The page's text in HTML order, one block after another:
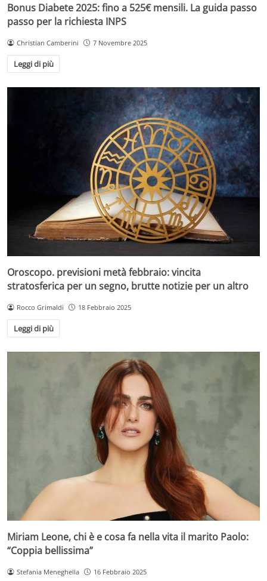
Bonus Diabete 2025: fino a 525€ mensili. La guida passo
passo per la richiesta INPS
Christian Camberini 7 Novembre 2025
Leggi di più
Oroscopo. previsioni metà febbraio: vincita
stratosferica per un segno, brutte notizie per un altro
Rocco Grimaldi 18 Febbraio 2025
Leggi di più
Miriam Leone, chi è e cosa fa nella vita il marito Paolo:
“Coppia bellissima”
Stefania Meneghella 16 Febbraio 2025